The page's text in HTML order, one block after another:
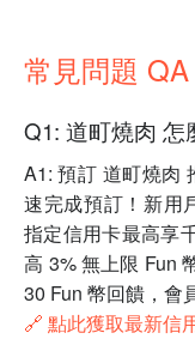
常見問題 QA
Q1: 道町燒肉 怎
A1: 預訂 道町燒肉
速完成預訂！新用
指定信用卡最高享
高 3% 無上限 Fun
30 Fun 幣回饋，會
🔗 點此獲取最新信